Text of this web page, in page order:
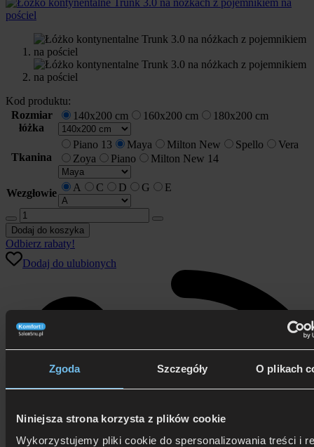
Zgoda Szczegóły O plikach
Niniejsza strona korzysta z plików cookie
Wykorzystujemy pliki cookie do spersonalizowania treści i
Kod produktu:
Rozmiar
łóżka
140x200 cm 160x200 cm 180x200 cm
Tkanina
Piano 13 Maya Milton New Spello
Vera
Zoya
Piano Milton New 14
Wezgłowie A C D G E
ilość
Łóżko
kontynentalne
Trunk
3.0
pojemnikiem
pościel
Dodaj do koszyka
Odbierz rabaty!
Dodaj do ulubionych